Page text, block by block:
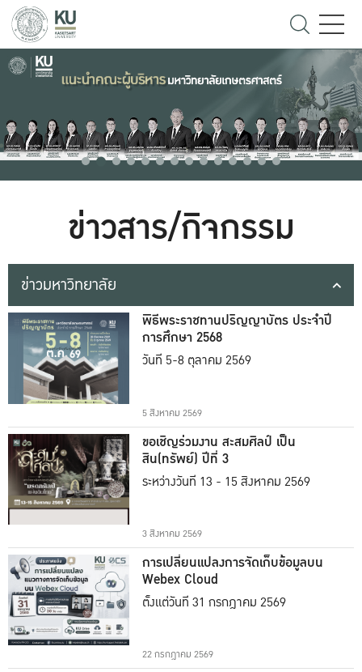
ข่าวสาร/กิจกรรม
ข่าวมหาวิทยาลัย
พิธีพระราชทานปริญญาบัตร ประจำปี
การศึกษา 2568
วันที่ 5-8 ตุลาคม 2569
5 สิงหาคม 2569
ขอเชิญร่วมงาน สะสมศิลป์ เป็น
สิน(ทรัพย์) ปีที่ 3
ระหว่างวันที่ 13 - 15 สิงหาคม 2569
3 สิงหาคม 2569
การเปลี่ยนแปลงการจัดเก็บข้อมูลบน
Webex Cloud
ตั้งแต่วันที่ 31 กรกฎาคม 2569
22 กรกฎาคม 2569